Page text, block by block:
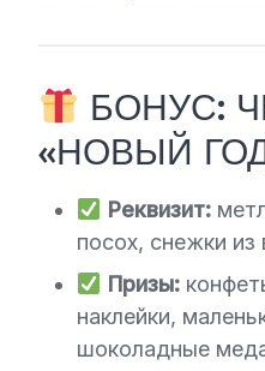
БОНУС:
«НОВЫЙ
Реквизит:
посох, снежки из
Призы:
наклейки,
шоколадные